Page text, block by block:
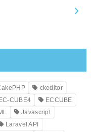
ckeditor
EC-CUBE4
ECCUBE
Javascript
Laravel API